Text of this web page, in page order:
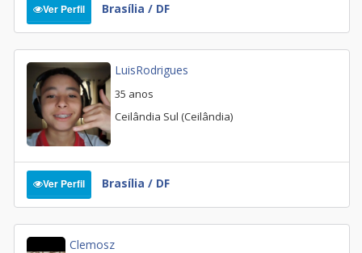
Ver Perfil Brasília / DF
LuisRodrigues
35 anos
Ceilândia Sul (Ceilândia)
Ver Perfil Brasília / DF
Clemosz